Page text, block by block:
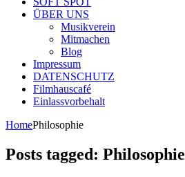
ÜBER UNS
Musikverein
Mitmachen
Blog
Impressum
DATENSCHUTZ
Filmhauscafé
Einlassvorbehalt
HomePhilosophie
Posts tagged: Philosophie